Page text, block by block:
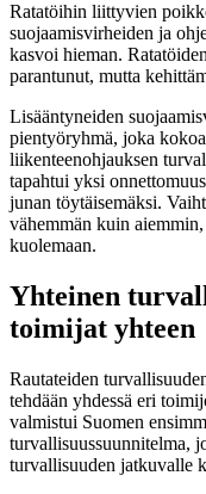
Ratatöihin liittyvien
suojaamisvirheiden ja
kasvoi hieman.
parantunut, mutta
Lisääntyneiden
pientyöryhmä, joka
liikenteenohjauksen
tapahtui yksi
junan töytäisemäksi.
vähemmän kuin
kuolemaan.
Yhteinen
toimijat yhteen
Rautateiden
tehdään yhdessä eri
valmistui Suomen
turvallisuussuunnitelma,
turvallisuuden jatkuvalle